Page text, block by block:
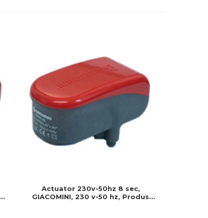
Actuator 230v-50hz 8 sec,
GIACOMINI, 230 v-50 hz, Produs